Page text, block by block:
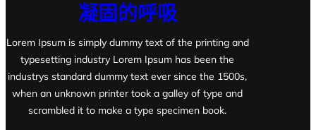
凝固的呼吸
Lorem Ipsum is simply dummy text of the printing and
typesetting industry Lorem Ipsum has been the
industrys standard dummy text ever since the 1500s,
when an unknown printer took a galley of type and
scrambled it to make a type specimen book.